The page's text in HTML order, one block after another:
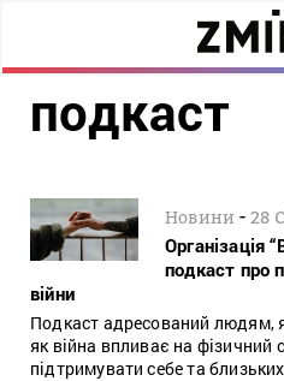
подкаст
Новини -28
Організація
подкаст про
війни
Подкаст адресований людям,
як війна впливає на фізичний
підтримувати себе та